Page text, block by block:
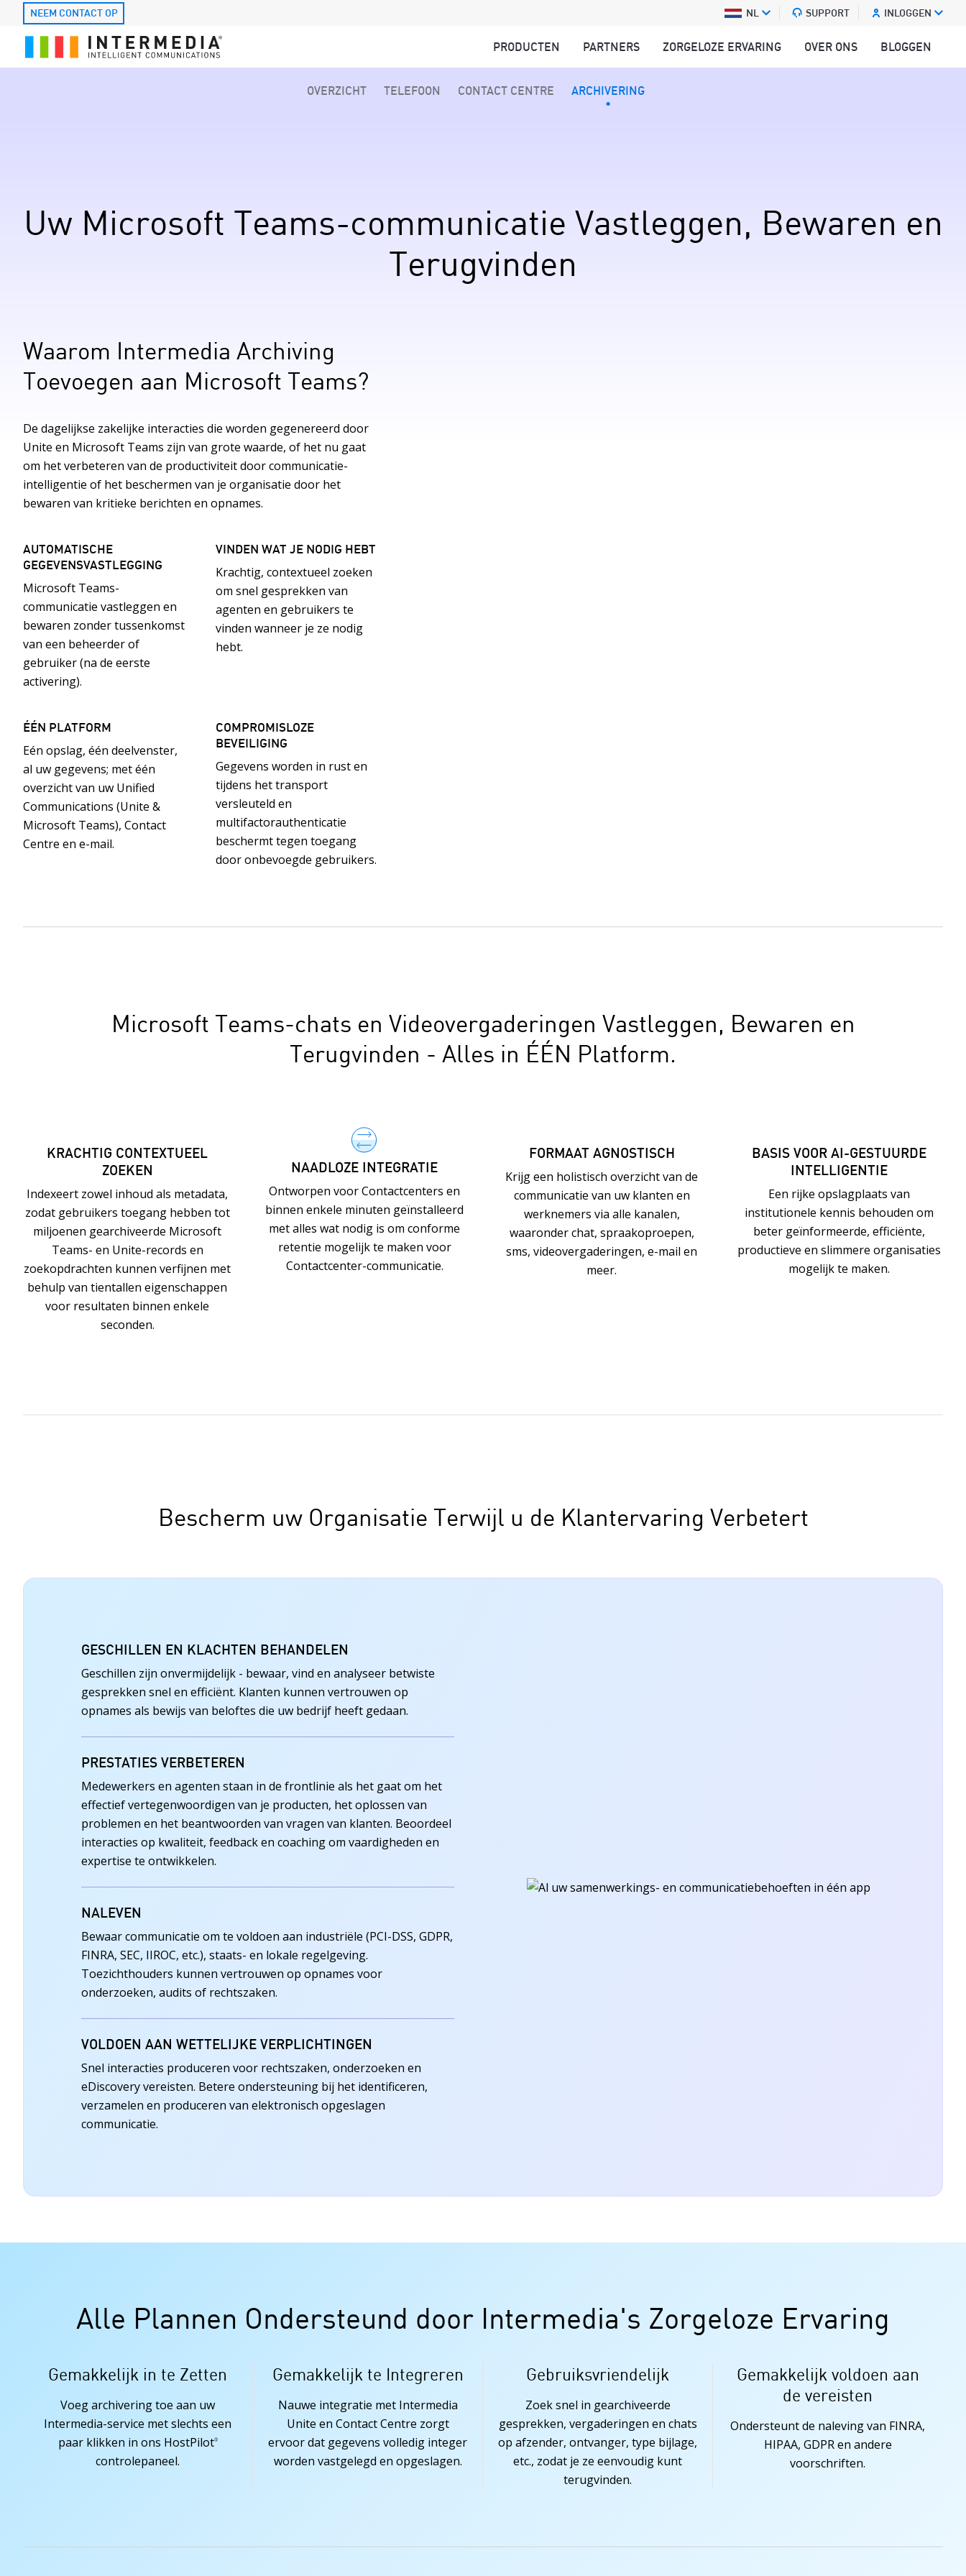
NEEM CONTACT OP NL SUPPORT INLOGGEN
PRODUCTEN PARTNERS ZORGELOZE ERVARING OVER ONS BLOGGEN
OVERZICHT TELEFOON CONTACT CENTRE ARCHIVERING
Uw Microsoft Teams-communicatie Vastleggen, Bewaren en
Terugvinden
Waarom Intermedia Archiving
Toevoegen aan Microsoft Teams?
De dagelijkse zakelijke interacties die worden gegenereerd door
Unite en Microsoft Teams zijn van grote waarde, of het nu gaat
om het verbeteren van de productiviteit door communicatie-
intelligentie of het beschermen van je organisatie door het
bewaren van kritieke berichten en opnames.
AUTOMATISCHE
GEGEVENSVASTLEGGING
Microsoft Teams-
communicatie vastleggen en
bewaren zonder tussenkomst
van een beheerder of
gebruiker (na de eerste
activering).
VINDEN WAT JE NODIG HEBT
Krachtig, contextueel zoeken
om snel gesprekken van
agenten en gebruikers te
vinden wanneer je ze nodig
hebt.
ÉÉN PLATFORM
Eén opslag, één deelvenster,
al uw gegevens; met één
overzicht van uw Unified
Communications (Unite &
Microsoft Teams), Contact
Centre en e-mail.
COMPROMISLOZE
BEVEILIGING
Gegevens worden in rust en
tijdens het transport
versleuteld en
multifactorauthenticatie
beschermt tegen toegang
door onbevoegde gebruikers.
Microsoft Teams-chats en Videovergaderingen Vastleggen, Bewaren en
Terugvinden - Alles in ÉÉN Platform.
KRACHTIG CONTEXTUEEL
ZOEKEN
Indexeert zowel inhoud als metadata,
zodat gebruikers toegang hebben tot
miljoenen gearchiveerde Microsoft
Teams- en Unite-records en
zoekopdrachten kunnen verfijnen met
behulp van tientallen eigenschappen
voor resultaten binnen enkele
seconden.
NAADLOZE INTEGRATIE
Ontworpen voor Contactcenters en
binnen enkele minuten geïnstalleerd
met alles wat nodig is om conforme
retentie mogelijk te maken voor
Contactcenter-communicatie.
FORMAAT AGNOSTISCH
Krijg een holistisch overzicht van de
communicatie van uw klanten en
werknemers via alle kanalen,
waaronder chat, spraakoproepen,
sms, videovergaderingen, e-mail en
meer.
BASIS VOOR AI-GESTUURDE
INTELLIGENTIE
Een rijke opslagplaats van
institutionele kennis behouden om
beter geïnformeerde, efficiënte,
productieve en slimmere organisaties
mogelijk te maken.
Bescherm uw Organisatie Terwijl u de Klantervaring Verbetert
GESCHILLEN EN KLACHTEN BEHANDELEN
Geschillen zijn onvermijdelijk - bewaar, vind en analyseer betwiste
gesprekken snel en efficiënt. Klanten kunnen vertrouwen op
opnames als bewijs van beloftes die uw bedrijf heeft gedaan.
PRESTATIES VERBETEREN
Medewerkers en agenten staan in de frontlinie als het gaat om het
effectief vertegenwoordigen van je producten, het oplossen van
problemen en het beantwoorden van vragen van klanten. Beoordeel
interacties op kwaliteit, feedback en coaching om vaardigheden en
expertise te ontwikkelen.
NALEVEN
Bewaar communicatie om te voldoen aan industriële (PCI-DSS, GDPR,
FINRA, SEC, IIROC, etc.), staats- en lokale regelgeving.
Toezichthouders kunnen vertrouwen op opnames voor
onderzoeken, audits of rechtszaken.
VOLDOEN AAN WETTELIJKE VERPLICHTINGEN
Snel interacties produceren voor rechtszaken, onderzoeken en
eDiscovery vereisten. Betere ondersteuning bij het identificeren,
verzamelen en produceren van elektronisch opgeslagen
communicatie.
Alle Plannen Ondersteund door Intermedia's Zorgeloze Ervaring
Gemakkelijk in te Zetten
Voeg archivering toe aan uw
Intermedia-service met slechts een
paar klikken in ons HostPilot®
controlepaneel.
Gemakkelijk te Integreren
Nauwe integratie met Intermedia
Unite en Contact Centre zorgt
ervoor dat gegevens volledig integer
worden vastgelegd en opgeslagen.
Gebruiksvriendelijk
Zoek snel in gearchiveerde
gesprekken, vergaderingen en chats
op afzender, ontvanger, type bijlage,
etc., zodat je ze eenvoudig kunt
terugvinden.
Gemakkelijk voldoen aan
de vereisten
Ondersteunt de naleving van FINRA,
HIPAA, GDPR en andere
voorschriften.